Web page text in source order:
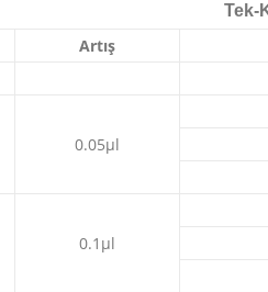
Tek-
Artış
0.05μl
0.1μl